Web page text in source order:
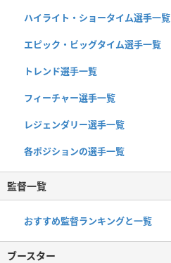
ハイライト・ショータイム選手一覧
エピック・ビッグタイム選手一覧
トレンド選手一覧
フィーチャー選手一覧
レジェンダリー選手一覧
各ポジションの選手一覧
監督一覧
おすすめ監督ランキングと一覧
ブースター